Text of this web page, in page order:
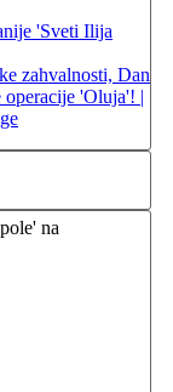
'Sveti Ilija
zahvalnosti, Dan
operacije 'Oluja'! |
na